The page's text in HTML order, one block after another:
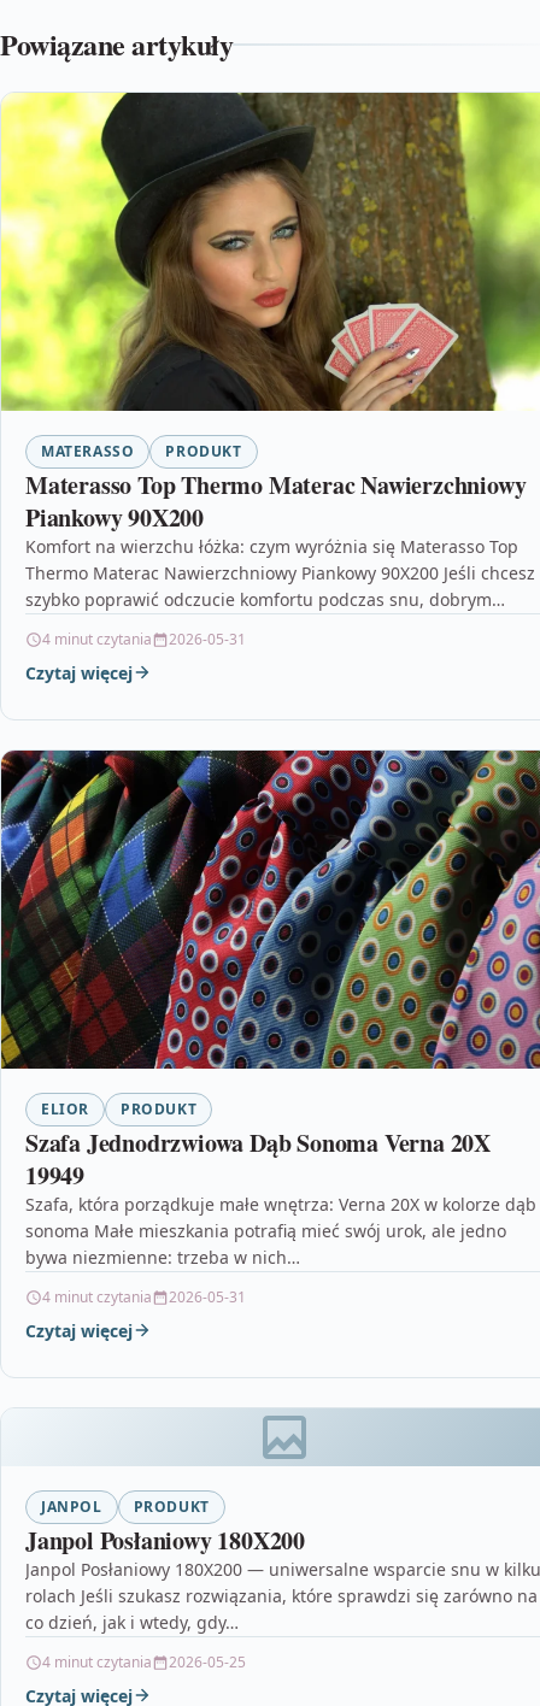
Powiązane artykuły
MATERASSO PRODUKT
Materasso Top Thermo Materac Nawierzchniowy
Piankowy 90X200
Komfort na wierzchu łóżka: czym wyróżnia się Materasso Top
Thermo Materac Nawierzchniowy Piankowy 90X200 Jeśli chcesz
szybko poprawić odczucie komfortu podczas snu, dobrym
4 minut czytania 2026-05-31
Czytaj więcej
ELIOR PRODUKT
Szafa Jednodrzwiowa Dąb Sonoma Verna 20X
19949
Szafa, która porządkuje małe wnętrza: Verna 20X w kolorze dąb
sonoma Małe mieszkania potrafią mieć swój urok, ale jedno
bywa niezmienne: trzeba w nich…
4 minut czytania 2026-05-31
Czytaj więcej
JANPOL PRODUKT
Janpol Posłaniowy 180X200
Janpol Posłaniowy 180X200 — uniwersalne wsparcie snu w kilku
rolach Jeśli szukasz rozwiązania, które sprawdzi się zarówno na
co dzień, jak i wtedy, gdy…
4 minut czytania 2026-05-25
Czytaj więcej